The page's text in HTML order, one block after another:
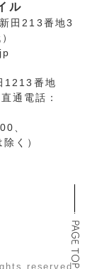
ル
田213番地3
1213番地
通電話 ：
、
く）
reserved.
PAGE TOP